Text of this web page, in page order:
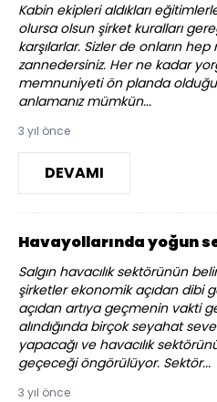
Kabin ekipleri aldıkları
olursa olsun şirket kuralları
karşılarlar. Sizler de onların
zannedersiniz. Her ne kadar
memnuniyeti ön planda olduğu
anlamanız mümkün...
3 yıl önce
DEVAMI
Havayollarında yoğun
Salgın havacılık sektörünün
şirketler ekonomik açıdan dibi
açıdan artıya geçmenin vakti
alındığında birçok seyahat
yapacağı ve havacılık
geçeceği öngörülüyor. Sektör...
3 yıl önce